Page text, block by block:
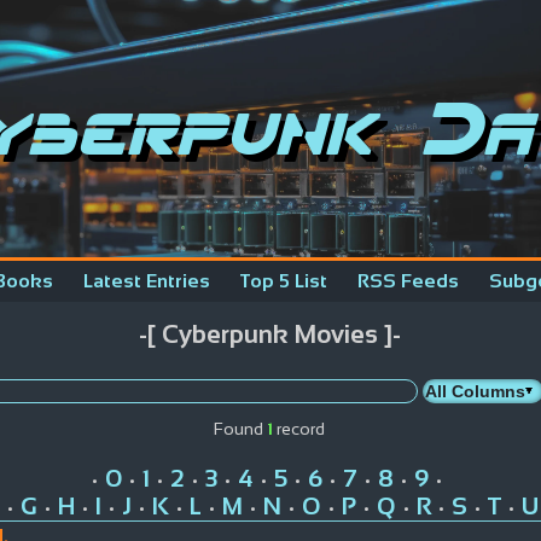
Latest Entries Top 5 List RSS Feeds
-[ Cyberpunk Movies ]-
Found 1 record
• 0• 1 • 2 • 3• 4 • 5• 6• 7 • 8 • 9•
• G • H • I • J • K • L • M • N • O • P• Q • R• S • T • U